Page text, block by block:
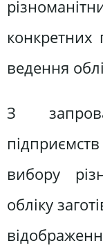
конкретних
ведення
З
вибору
обліку